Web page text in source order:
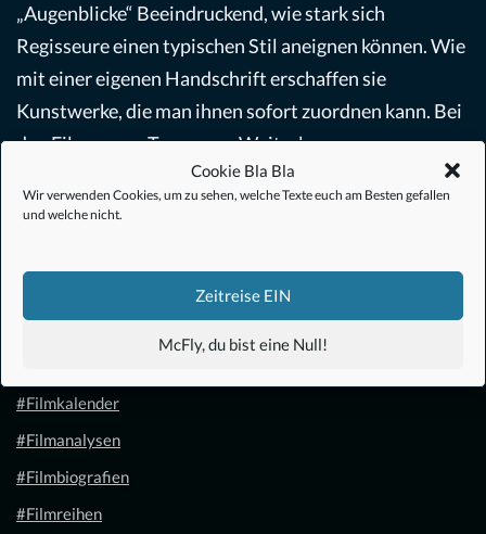
Cookie Bla Bla
Wir verwenden Cookies, um zu sehen, welche Texte euch am Besten gefallen
und welche nicht.
Zeitreise EIN
McFly, du bist eine Null!
„Augenblicke“ Beeindruckend, wie stark sich
Regisseure einen typischen Stil aneignen können. Wie
mit einer eigenen Handschrift erschaffen sie
Kunstwerke, die man ihnen sofort zuordnen kann. Bei
den Filmen von Terrence…Weiterlesen »
#Filmkalender
#Filmanalysen
#Filmbiografien
#Filmreihen